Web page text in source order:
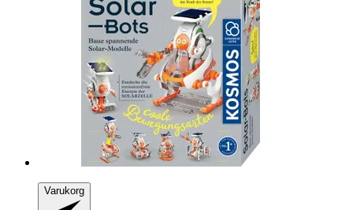
Varukorg